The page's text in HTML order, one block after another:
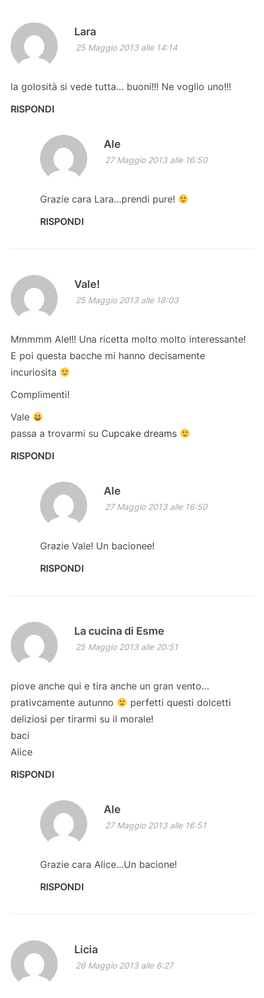
Lara
25 Maggio 2013 alle 14:14
la golosità si vede tutta… buoni!!! Ne voglio uno!!!
RISPONDI
Ale
27 Maggio 2013 alle 16:50
Grazie cara Lara…prendi pure!
RISPONDI
Vale!
25 Maggio 2013 alle 18:03
Mmmmm Ale!!! Una ricetta molto molto interessante!
E poi questa bacche mi hanno decisamente
incuriosita
Complimenti!
Vale
passa a trovarmi su Cupcake dreams
RISPONDI
Ale
27 Maggio 2013 alle 16:50
Grazie Vale! Un bacionee!
RISPONDI
La cucina di Esme
25 Maggio 2013 alle 20:51
piove anche qui e tira anche un gran vento…
prativcamente autunno
perfetti questi dolcetti
deliziosi per tirarmi su il morale!
baci
Alice
RISPONDI
Ale
27 Maggio 2013 alle 16:51
Grazie cara Alice…Un bacione!
RISPONDI
Licia
26 Maggio 2013 alle 6:27